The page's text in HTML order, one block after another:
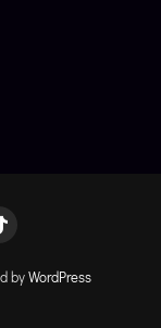
byWordPress